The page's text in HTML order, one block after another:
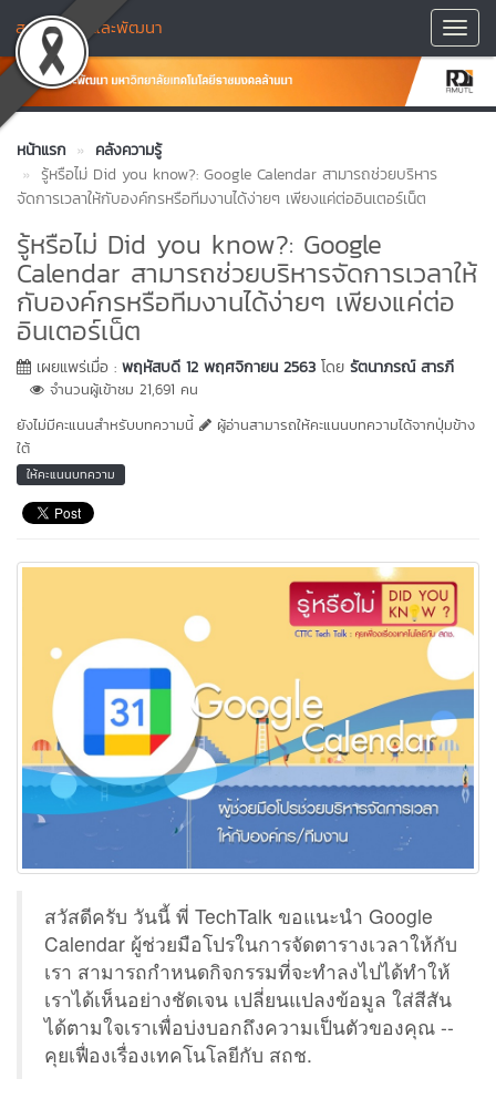
สถาบันวิจัยและพัฒนา
หน้าแรก
คลังความรู้
รู้หรือไม่ Did you know?: Google Calendar สามารถช่วยบริหาร
จัดการเวลาให้กับองค์กรหรือทีมงานได้ง่ายๆ เพียงแค่ต่ออินเตอร์เน็ต
รู้หรือไม่ Did you know?: Google
Calendar สามารถช่วยบริหารจัดการเวลาให้
กับองค์กรหรือทีมงานได้ง่ายๆ เพียงแค่ต่อ
อินเตอร์เน็ต
เผยแพร่เมื่อ : พฤหัสบดี 12 พฤศจิกายน 2563 โดย รัตนาภรณ์ สารภี
จำนวนผู้เข้าชม 21,691 คน
ยังไม่มีคะแนนสำหรับบทความนี้
ผู้อ่านสามารถให้คะแนนบทความได้จากปุ่มข้าง
ใต้
ให้คะแนนบทความ
สวัสดีครับ วันนี้ พี่ TechTalk ขอแนะนำ Google
Calendar ผู้ช่วยมือโปรในการจัดตารางเวลาให้กับ
เรา สามารถกำหนดกิจกรรมที่จะทำลงไปได้ทำให้
เราได้เห็นอย่างชัดเจน เปลี่ยนแปลงข้อมูล ใส่สีสัน
ได้ตามใจเราเพื่อบ่งบอกถึงความเป็นตัวของคุณ --
คุยเฟื่องเรื่องเทคโนโลยีกับ สถช.